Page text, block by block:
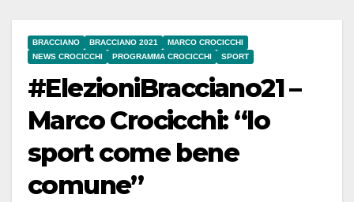
BRACCIANO BRACCIANO 2021
MARCO CROCICCHI
NEWS CROCICCHI
PROGRAMMA CROCICCHI SPORT
#ElezioniBracciano21 –
Marco Crocicchi: “lo
sport come bene
comune”